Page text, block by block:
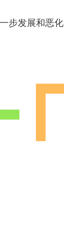
步发展和恶